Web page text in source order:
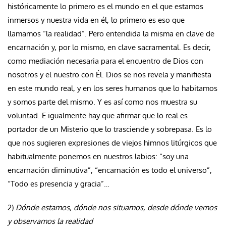
históricamente lo primero es el mundo en el que estamos
inmersos y nuestra vida en él, lo primero es eso que
llamamos “la realidad”. Pero entendida la misma en clave de
encarnación y, por lo mismo, en clave sacramental. Es decir,
como mediación necesaria para el encuentro de Dios con
nosotros y el nuestro con Él. Dios se nos revela y manifiesta
en este mundo real, y en los seres humanos que lo habitamos
y somos parte del mismo. Y es así como nos muestra su
voluntad. E igualmente hay que afirmar que lo real es
portador de un Misterio que lo trasciende y sobrepasa. Es lo
que nos sugieren expresiones de viejos himnos litúrgicos que
habitualmente ponemos en nuestros labios: “soy una
encarnación diminutiva”, “encarnación es todo el universo”,
“Todo es presencia y gracia”…
2) Dónde estamos, dónde nos situamos, desde dónde vemos
y observamos la realidad